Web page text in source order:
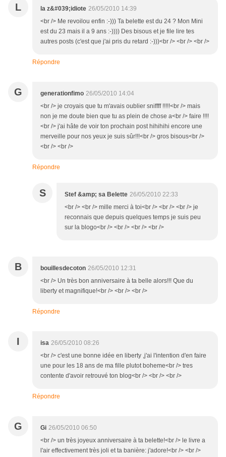
L la z&#039;idiote 26/05/2010 14:39
<br /> Me revoilou enfin :-))) Ta belette est du 24 ? Mon Mini
est du 23 mais il a 9 ans :-)))) Des bisous et je file lire tes
autres posts (c'est que j'ai pris du retard :-)))<br /> <br /> <br />
Répondre
G generationfimo 26/05/2010 14:04
<br /> je croyais que tu m'avais oublier sniffff !!!!!<br /> mais
non je me doute bien que tu as plein de chose a<br /> faire !!!!
<br /> j'ai hâte de voir ton prochain post hihihihi encore une
merveille pour nos yeux je suis sûr!!!<br /> gros bisous<br />
<br /> <br />
Répondre
S Stef &amp; sa Belette 26/05/2010 22:33
<br /> <br /> mille merci à toi<br /> <br /> <br /> je
reconnais que depuis quelques temps je suis peu
sur la blogo<br /> <br /> <br /> <br />
B bouillesdecoton 26/05/2010 12:31
<br /> Un très bon anniversaire à ta belle alors!!! Que du
liberty et magnifique!<br /> <br /> <br />
Répondre
I isa 26/05/2010 08:26
<br /> c'est une bonne idée en liberty ,j'ai l'intention d'en faire
une pour les 18 ans de ma fille plutot boheme<br /> tres
contente d'avoir retrouvé ton blog<br /> <br /> <br />
Répondre
G Gi 26/05/2010 06:50
<br /> un très joyeux anniversaire à ta belette!<br /> le livre a
l'air effectivement très joli et ta banière: j'adore!<br /> <br />